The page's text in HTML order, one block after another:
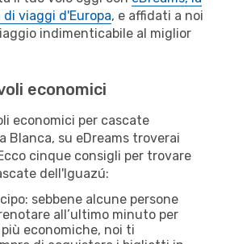
viaggi d'Europa, e affidati a noi
indimenticabile al miglior
economici
economici per cascate
Blanca, su eDreams troverai
cinque consigli per trovare
dell'Iguazú:
sebbene alcune persone
all’ultimo minuto per
economiche, noi ti